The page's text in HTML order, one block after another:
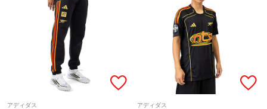
アディダス アディダス